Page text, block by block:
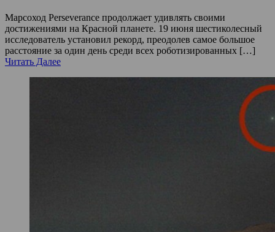
Марсоход Perseverance продолжает удивлять своими
достижениями на Красной планете. 19 июня шестиколесный
исследователь установил рекорд, преодолев самое большое
расстояние за один день среди всех роботизированных […]
Читать Далее